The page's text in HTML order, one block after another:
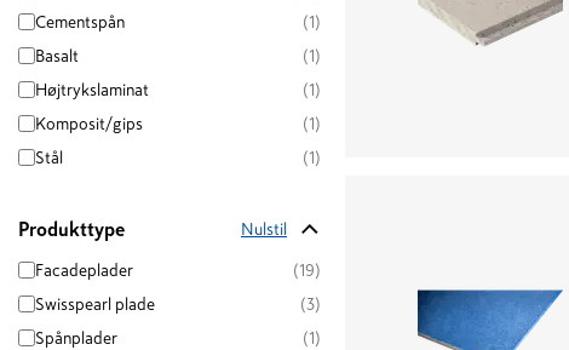
Cementspån
(1)
Basalt
(1)
Højtrykslaminat
(1)
Komposit/gips
(1)
Stål
(1)
Produkttype Nulstil
Facadeplader
(19)
Swisspearl plade
(3)
Spånplader
(1)